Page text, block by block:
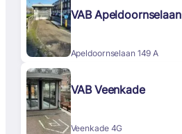
VAB Apeldoornselaan
Apeldoornselaan 149 A
VAB Veenkade
Veenkade 4G